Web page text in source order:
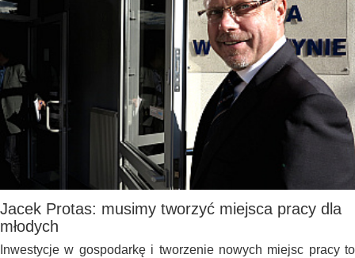
Jacek Protas: musimy tworzyć miejsca pracy dla
młodych
Inwestycje w gospodarkę i tworzenie nowych miejsc pracy to